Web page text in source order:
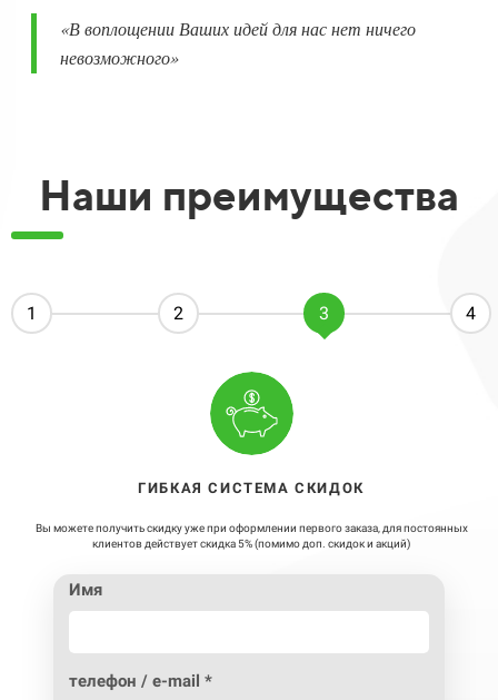
«В воплощении Ваших идей для нас нет ничего
невозможного»
Наши преимущества​​​​
1 2 3 4
ГИБКАЯ СИСТЕМА СКИДОК
Вы можете получить скидку уже при оформлении первого заказа, для постоянных
клиентов действует скидка 5% (помимо доп. скидок и акций)
Имя
телефон / e-mail *